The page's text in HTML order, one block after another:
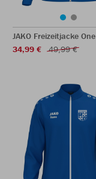
JAKO Freizeitjacke One
34,99 €
49,99 €